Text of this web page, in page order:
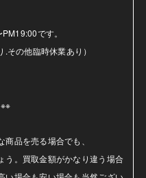
です。
.その他臨時休業あり）
品を売る場合でも、
う。買取金額がかなり違う場合